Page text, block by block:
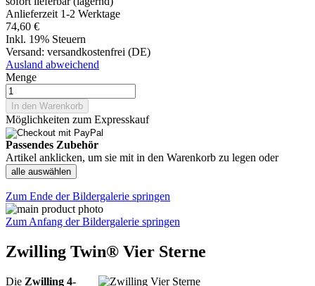
Anlieferzeit 1-2 Werktage
74,60 €
Inkl. 19% Steuern
Versand: versandkostenfrei (DE)
Ausland abweichend
Menge
In den Warenkorb
Möglichkeiten zum Expresskauf
Passendes Zubehör
Artikel anklicken, um sie mit in den Warenkorb zu legen oder
alle auswählen
Zum Ende der Bildergalerie springen
Zum Anfang der Bildergalerie springen
Zwilling Twin® Vier Sterne
Die Zwilling 4-